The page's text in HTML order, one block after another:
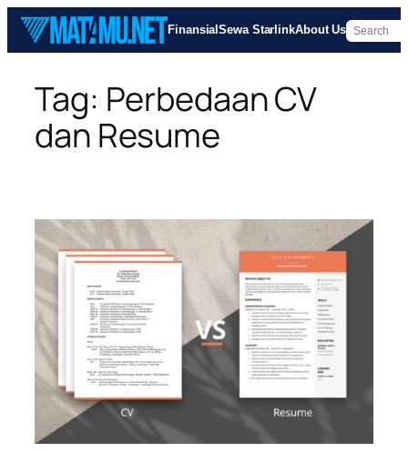
Skip
content
FinansialSewa StarlinkAbout Us
Tag: Perbedaan CV
dan Resume